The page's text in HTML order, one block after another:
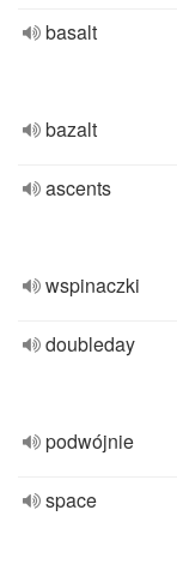
basalt
bazalt
ascents
wspinaczki
doubleday
podwójnie
space